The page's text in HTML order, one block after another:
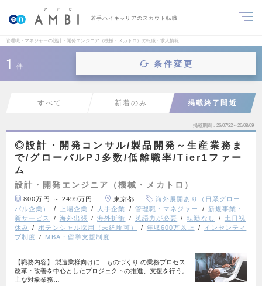
若手ハイキャリアのスカウト転職
管理職・マネジャーの設計・開発エンジニア（機械・メカトロ）の転職・求人情報
1 件 条件変更
すべて 新着のみ 掲載終了間近
掲載期間 26/07/22～26/08/09
◎設計・開発コンサル/製品開発～生産業務ま
で/グローバルPJ多数/低離職率/Tier1ファー
ム
設計・開発エンジニア（機械・メカトロ）
800万円 ～ 2499万円 東京都
海外展開あり（日系グロー
バル企業）
上場企業 大手企業 管理職・マネジャー
新規事業・
新サービス
海外出張 海外折衝 英語力が必要 転勤なし
土日祝
休み
ポテンシャル採用（未経験可） 年収600万以上
インセンティ
ブ制度
MBA・留学支援制度
【職務内容】 製造業様向けに ものづくり の業務プロセス
改革・改善を中心としたプロジェクトの推進、支援を行う。
主な対象業務…